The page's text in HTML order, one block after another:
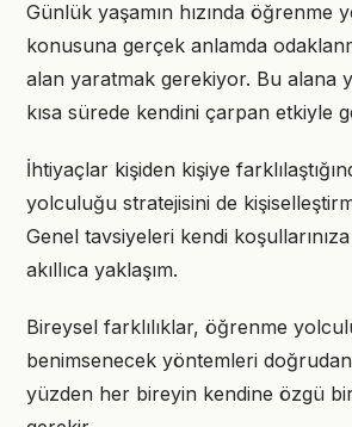
Günlük yaşamın hızında öğrenme
konusuna gerçek anlamda
alan yaratmak gerekiyor. Bu alana
kısa sürede kendini çarpan etkiyle
İhtiyaçlar kişiden kişiye
yolculuğu stratejisini de
Genel tavsiyeleri kendi
akıllıca yaklaşım.
Bireysel farklılıklar, öğrenme
benimsenecek yöntemleri
yüzden her bireyin kendine özgü